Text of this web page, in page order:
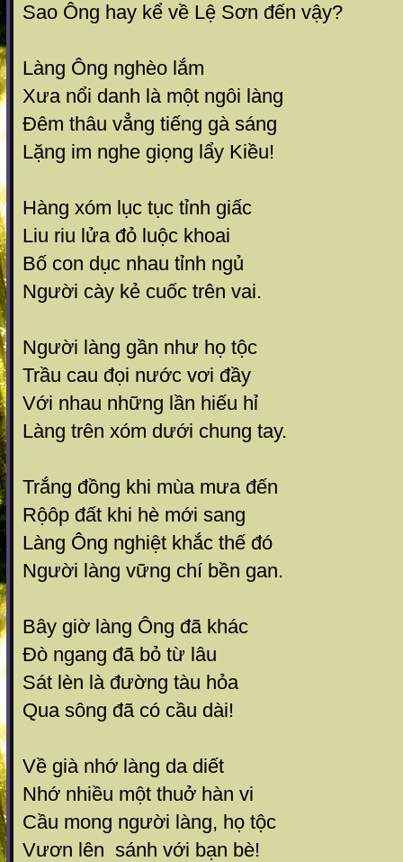
Sao Ông hay kể về Lệ Sơn đến vậy?
Làng Ông nghèo lắm
Xưa nổi danh là một ngôi làng
Đêm thâu vẳng tiếng gà sáng
Lặng im nghe giọng lẩy Kiều!
Hàng xóm lục tục tỉnh giấc
Liu riu lửa đỏ luộc khoai
Bố con dục nhau tỉnh ngủ
Người cày kẻ cuốc trên vai.
Người làng gần như họ tộc
Trầu cau đọi nước vơi đầy
Với nhau những lần hiếu hỉ
Làng trên xóm dưới chung tay.
Trắng đồng khi mùa mưa đến
Rộôp đất khi hè mới sang
Làng Ông nghiệt khắc thế đó
Người làng vững chí bền gan.
Bây giờ làng Ông đã khác
Đò ngang đã bỏ từ lâu
Sát lèn là đường tàu hỏa
Qua sông đã có cầu dài!
Về già nhớ làng da diết
Nhớ nhiều một thuở hàn vi
Cầu mong người làng, họ tộc
Vươn lên sánh với bạn bè!